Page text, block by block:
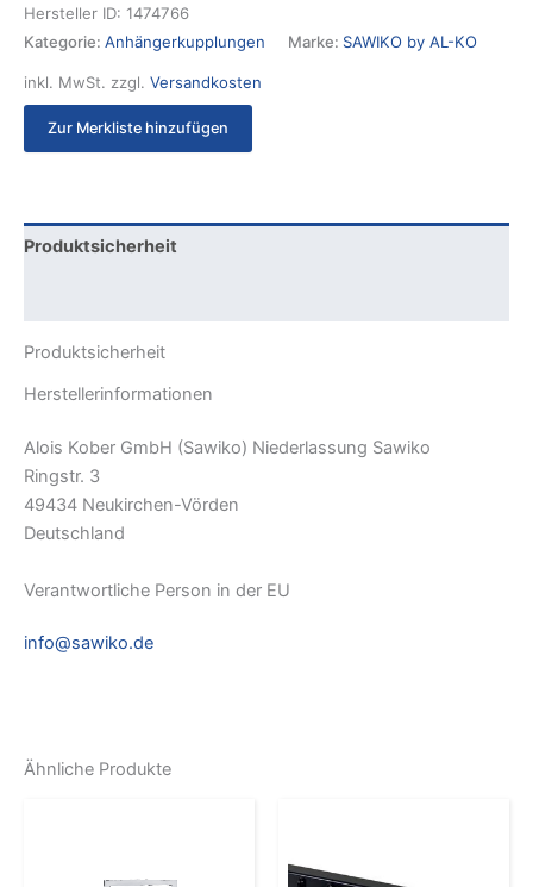
Hersteller ID: 1474766
Kategorie: Anhängerkupplungen Marke: SAWIKO by AL-KO
inkl. MwSt. zzgl. Versandkosten
Zur Merkliste hinzufügen
Produktsicherheit
Produktsicherheit
Herstellerinformationen
Alois Kober GmbH (Sawiko) Niederlassung Sawiko
Ringstr. 3
49434 Neukirchen-Vörden
Deutschland
Verantwortliche Person in der EU
info@sawiko.de
Ähnliche Produkte